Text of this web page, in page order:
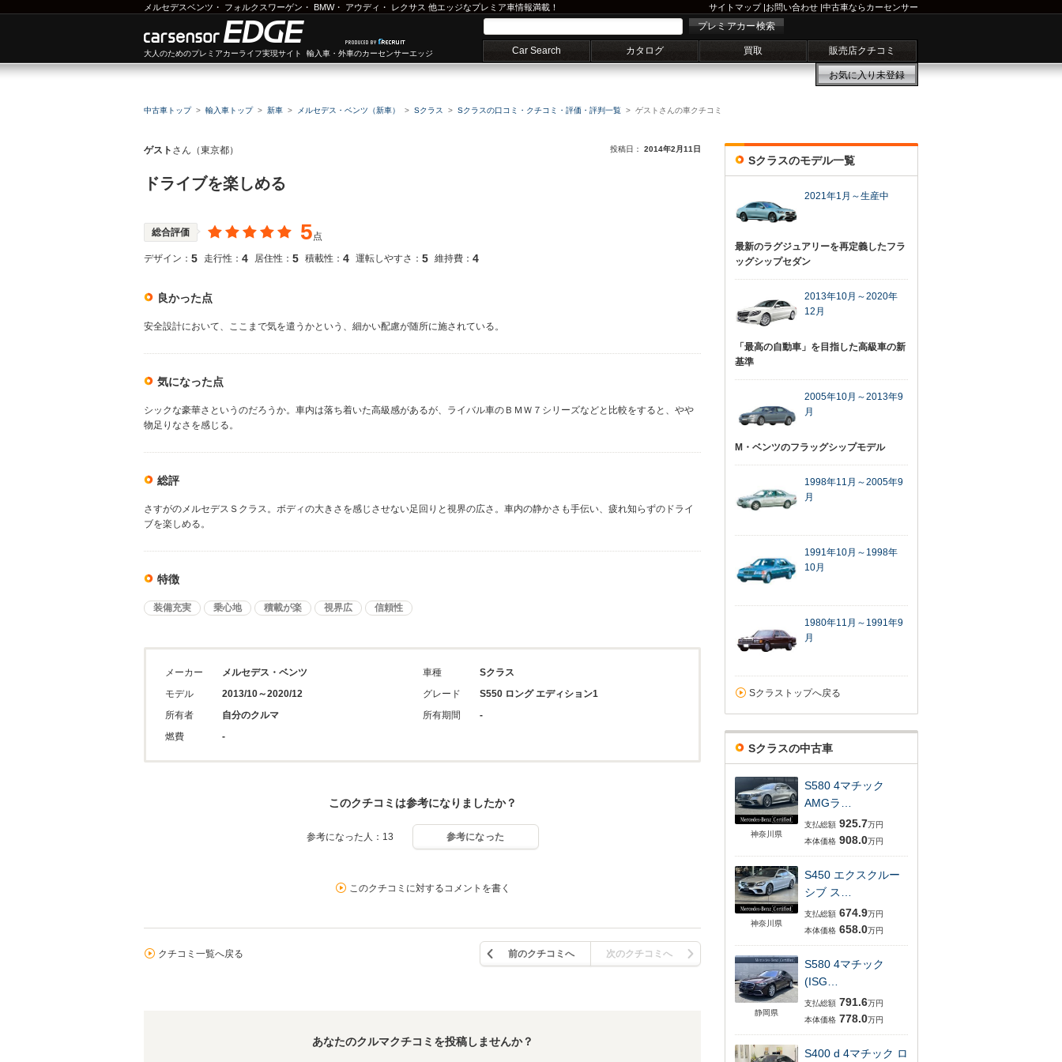
メルセデスベンツ ・ フォルクスワーゲン ・ BMW・ アウディ ・ レクサス 他エッジなプレミア車情報満載！ サイトマップ|お問い合わせ |中古車ならカーセンサー
大人のためのプレミアカーライフ実現サイト 輸入車・外車のカーセンサーエッジ
プレミアカー検索
Car Search カタログ 買取 販売店クチコミ
お気に入り未登録
中古車トップ 輸入車トップ 新車 メルセデス・ベンツ（新車） Sクラス Sクラスの口コミ・クチコミ・評価・評判一覧 ゲストさんの車クチコミ
ゲスト さん（東京都） 投稿日： 2014年2月11日
ドライブを楽しめる
総合評価 5点
デザイン： 5 走行性： 4 居住性： 5 積載性： 4 運転しやすさ： 5 維持費： 4
良かった点
安全設計において、ここまで気を遣うかという、細かい配慮が随所に施されている。
気になった点
シックな豪華さというのだろうか。車内は落ち着いた高級感があるが、ライバル車のＢＭＷ７シリーズなどと比較をすると、やや
物足りなさを感じる。
総評
さすがのメルセデスＳクラス。ボディの大きさを感じさせない足回りと視界の広さ。車内の静かさも手伝い、疲れ知らずのドライ
ブを楽しめる。
特徴
装備充実 乗心地 積載が楽 視界広 信頼性
メーカー
メルセデス・ベンツ
モデル
2013/10～2020/12
所有者
自分のクルマ
燃費
-
車種
Sクラス
グレード
S550 ロング エディション1
所有期間
-
このクチコミは参考になりましたか？
参考になった人：13 参考になった
このクチコミに対するコメントを書く
クチコミ一覧へ戻る 前のクチコミへ 次のクチコミへ
あなたのクルマクチコミを投稿しませんか？
Sクラスのモデル一覧
2021年1月～生産中
最新のラグジュアリーを再定義したフラ
ッグシップセダン
2013年10月～2020年
12月
「最高の自動車」を目指した高級車の新
基準
2005年10月～2013年9
月
M・ベンツのフラッグシップモデル
1998年11月～2005年9
月
1991年10月～1998年
10月
1980年11月～1991年9
月
Sクラストップへ戻る
Sクラスの中古車
神奈川県
S580 4マチック
AMGラ…
支払総額 925.7万円
本体価格 908.0万円
神奈川県
S450 エクスクルー
シブ ス…
支払総額 674.9万円
本体価格 658.0万円
静岡県
S580 4マチック
(ISG…
支払総額 791.6万円
本体価格 778.0万円
S400 d 4マチック ロ